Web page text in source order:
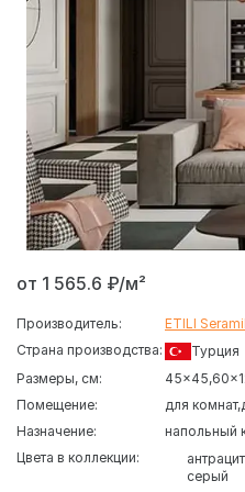
от 1 565.6 ₽/м²
Производитель:
ETILI
Страна производства:
Турция
Размеры, см:
45x45
Помещение:
для комнат
Назначение:
напольный
Цвета в коллекции:
антрацит
серый